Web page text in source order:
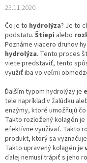
25.11.2020
Čo je to hydrolýza? Je to
podstatu. Štiepi alebo
Poznáme viacero druhov
hydrolýza. Tento proces
viete predstaviť, tento
využiť iba vo veľmi
Ďalším typom hydrolýzy je
tele napríklad v žalúdku
enzýmy, ktoré umožňujú
Takto rozložený kolagén
efektívne využívať. Takto
produkt, ktorý sa
Takto upravený kolagén je
ďalej nemusí trápiť s jeho